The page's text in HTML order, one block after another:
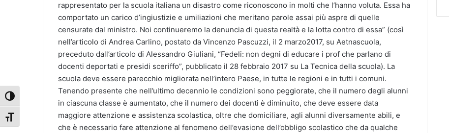
Attiva/disattiva alto contrasto
Attiva/disattiva dimensione testo
rappresentato per la scuola italiana un disastro come riconoscono in molti che l’hanno voluta. Essa ha
comportato un carico d’ingiustizie e umiliazioni che meritano parole assai più aspre di quelle
censurate dal ministro. Noi continueremo la denuncia di questa realtà e la lotta contro di essa” (così
nell’articolo di Andrea Carlino, postato da Vincenzo Pascuzzi, il 2 marzo2017, su Aetnascuola,
preceduto dall’articolo di Alessandro Giuliani, “Fedeli: non degni di educare i prof che parlano di
docenti deportati e presidi sceriffo”, pubblicato il 28 febbraio 2017 su La Tecnica della scuola). La
scuola deve essere parecchio migliorata nell’intero Paese, in tutte le regioni e in tutti i comuni.
Tenendo presente che nell’ultimo decennio le condizioni sono peggiorate, che il numero degli alunni
in ciascuna classe è aumentato, che il numero dei docenti è diminuito, che deve essere data
maggiore attenzione e assistenza scolastica, oltre che domiciliare, agli alunni diversamente abili, e
che è necessario fare attenzione al fenomeno dell’evasione dell’obbligo scolastico che da qualche